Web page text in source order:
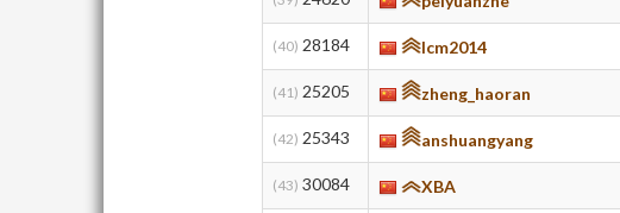
(40) 28184 lcm2014
(41) 25205 zheng_haoran
(42) 25343 anshuangyang
(43) 30084 XBA